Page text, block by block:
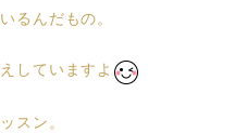
るんだもの。
していますよ
スン。